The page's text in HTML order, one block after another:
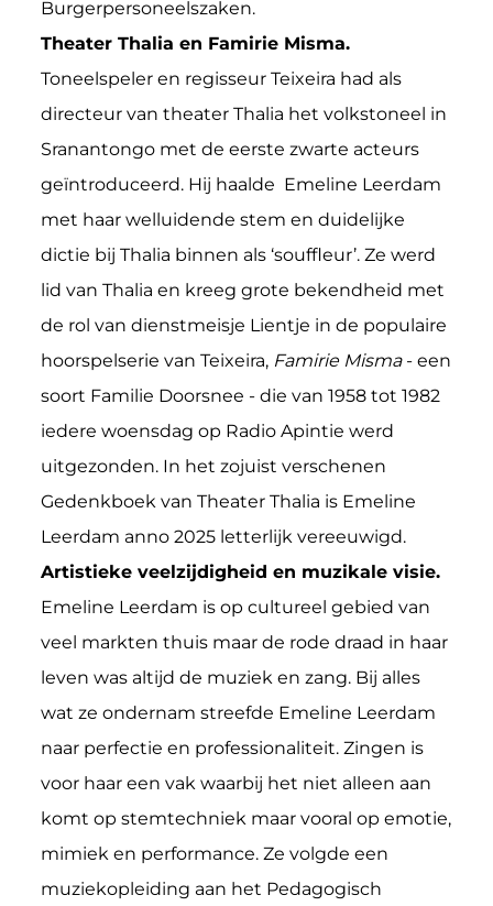
Burgerpersoneelszaken.
Theater Thalia en Famirie Misma.
Toneelspeler en regisseur Teixeira had als
directeur van theater Thalia het volkstoneel in
Sranantongo met de eerste zwarte acteurs
geïntroduceerd. Hij haalde Emeline Leerdam
met haar welluidende stem en duidelijke
dictie bij Thalia binnen als ‘souffleur’. Ze werd
lid van Thalia en kreeg grote bekendheid met
de rol van dienstmeisje Lientje in de populaire
hoorspelserie van Teixeira, Famirie Misma- een
soort Familie Doorsnee - die van 1958 tot 1982
iedere woensdag op Radio Apintie werd
uitgezonden. In het zojuist verschenen
Gedenkboek van Theater Thalia is Emeline
Leerdam anno 2025 letterlijk vereeuwigd.
Artistieke veelzijdigheid en muzikale visie.
Emeline Leerdam is op cultureel gebied van
veel markten thuis maar de rode draad in haar
leven was altijd de muziek en zang. Bij alles
wat ze ondernam streefde Emeline Leerdam
naar perfectie en professionaliteit. Zingen is
voor haar een vak waarbij het niet alleen aan
komt op stemtechniek maar vooral op emotie,
mimiek en performance. Ze volgde een
muziekopleiding aan het Pedagogisch